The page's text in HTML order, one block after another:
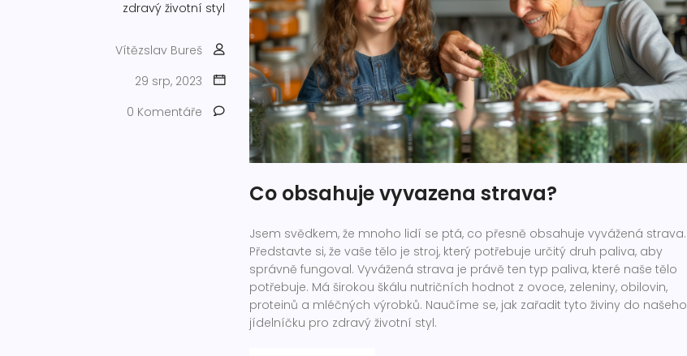
zdravý životní styl
Vítězslav Bureš
29 srp, 2023
0 Komentáře
Co obsahuje vyvazena strava?
Jsem svědkem, že mnoho lidí se ptá, co přesně obsahuje vyvážená strava.
Představte si, že vaše tělo je stroj, který potřebuje určitý druh paliva, aby
správně fungoval. Vyvážená strava je právě ten typ paliva, které naše tělo
potřebuje. Má širokou škálu nutričních hodnot z ovoce, zeleniny, obilovin,
proteinů a mléčných výrobků. Naučíme se, jak zařadit tyto živiny do našeho
jídelníčku pro zdravý životní styl.